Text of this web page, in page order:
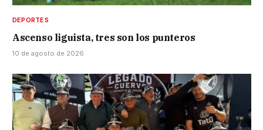
DEPORTES
Ascenso liguista, tres son los punteros
10 de agosto de 2026